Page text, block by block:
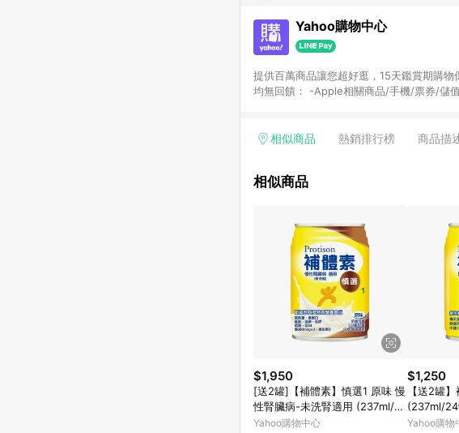
Yahoo購物中心
提供百萬商品讓您超好逛，15天鑑賞期購物保障！
均無回饋： -Apple相關商品/手機/票券/儲
Yahoo超贈點回饋者 - 購物中心商店之商
相似商品 熱銷排行榜 商品描
相似商品
$1,950
[送2罐]【補體素】慎選1 原味 慢
性腎臟病-未洗腎適用 (237ml/24
罐/箱)【杏一】
Yahoo購物中心
$1,250
【送2罐
(237ml/
用【杏一】
Yahoo購物